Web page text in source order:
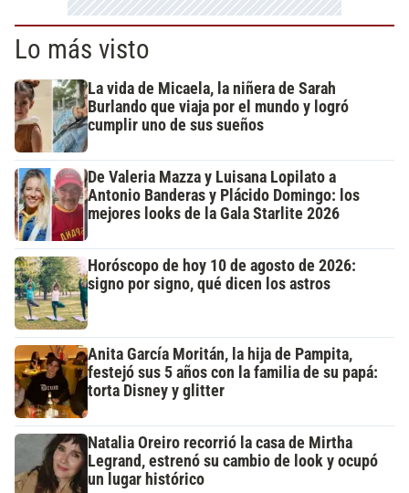
Lo más visto
La vida de Micaela, la niñera de Sarah
Burlando que viaja por el mundo y logró
cumplir uno de sus sueños
De Valeria Mazza y Luisana Lopilato a
Antonio Banderas y Plácido Domingo: los
mejores looks de la Gala Starlite 2026
Horóscopo de hoy 10 de agosto de 2026:
signo por signo, qué dicen los astros
Anita García Moritán, la hija de Pampita,
festejó sus 5 años con la familia de su papá:
torta Disney y glitter
Natalia Oreiro recorrió la casa de Mirtha
Legrand, estrenó su cambio de look y ocupó
un lugar histórico